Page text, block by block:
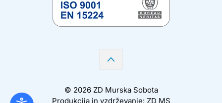
© 2026ZD Murska Sobota
Produkcija in vzdrževanje: ZD MS